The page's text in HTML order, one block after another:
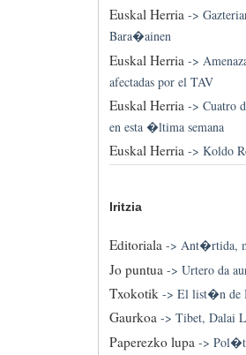
Euskal Herria->
Bara�ainen
Euskal Herria ->
afectadas por el TAV
Euskal Herria-> Cuatro
en esta �ltima semana
Euskal Herria-> Koldo
Iritzia
Editoriala-> Ant�rtida,
Jo puntua -> Urtero da
Txokotik-> El list�n de
Gaurkoa-> Tibet, Dalai
Paperezko lupa ->